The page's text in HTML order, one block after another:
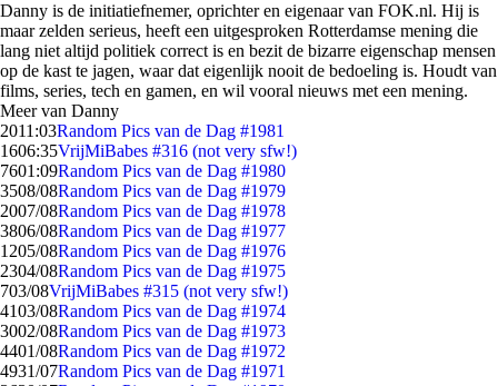
Danny is de initiatiefnemer, oprichter en eigenaar van FOK.nl. Hij is
maar zelden serieus, heeft een uitgesproken Rotterdamse mening die
lang niet altijd politiek correct is en bezit de bizarre eigenschap mensen
op de kast te jagen, waar dat eigenlijk nooit de bedoeling is. Houdt van
films, series, tech en gamen, en wil vooral nieuws met een mening.
Meer van Danny
2011:03Random Pics van de Dag #1981
1606:35VrijMiBabes #316 (not very sfw!)
7601:09Random Pics van de Dag #1980
3508/08Random Pics van de Dag #1979
2007/08Random Pics van de Dag #1978
3806/08Random Pics van de Dag #1977
1205/08Random Pics van de Dag #1976
2304/08Random Pics van de Dag #1975
703/08VrijMiBabes #315 (not very sfw!)
4103/08Random Pics van de Dag #1974
3002/08Random Pics van de Dag #1973
4401/08Random Pics van de Dag #1972
4931/07Random Pics van de Dag #1971